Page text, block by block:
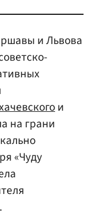
и Львова
и
на грани
«Чуду